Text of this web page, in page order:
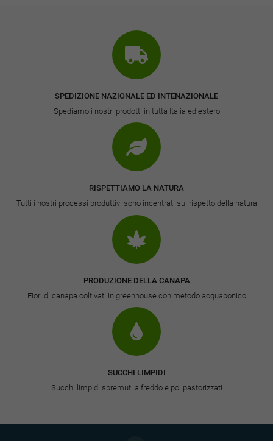
SPEDIZIONE NAZIONALE ED INTENAZIONALE
Spediamo i nostri prodotti in tutta Italia ed estero
RISPETTIAMO LA NATURA
Tutti i nostri processi produttivi sono incentrati sul rispetto della natura
PRODUZIONE DELLA CANAPA
Fiori di canapa coltivati in greenhouse con metodo acquaponico
SUCCHI LIMPIDI
Succhi limpidi spremuti a freddo e poi pastorizzati